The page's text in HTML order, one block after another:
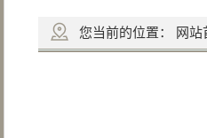
您当前的位置： 网站